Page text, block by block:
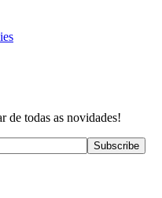
de todas as novidades!